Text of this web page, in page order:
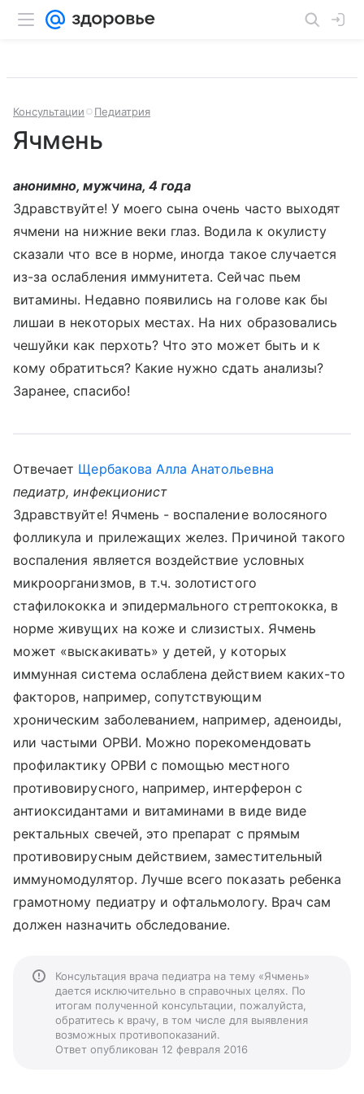
Консультации Педиатрия
Ячмень
анонимно, мужчина, 4 года
Здравствуйте! У моего сына очень часто выходят
ячмени на нижние веки глаз. Водила к окулисту
сказали что все в норме, иногда такое случается
из-за ослабления иммунитета. Сейчас пьем
витамины. Недавно появились на голове как бы
лишаи в некоторых местах. На них образовались
чешуйки как перхоть? Что это может быть и к
кому обратиться? Какие нужно сдать анализы?
Заранее, спасибо!
Отвечает Щербакова Алла Анатольевна
педиатр, инфекционист
Здравствуйте! Ячмень - воспаление волосяного
фолликула и прилежащих желез. Причиной такого
воспаления является воздействие условных
микроорганизмов, в т.ч. золотистого
стафилококка и эпидермального стрептококка, в
норме живущих на коже и слизистых. Ячмень
может «выскакивать» у детей, у которых
иммунная система ослаблена действием каких-то
факторов, например, сопутствующим
хроническим заболеванием, например, аденоиды,
или частыми ОРВИ. Можно порекомендовать
профилактику ОРВИ с помощью местного
противовирусного, например, интерферон с
антиоксидантами и витаминами в виде виде
ректальных свечей, это препарат с прямым
противовирусным действием, заместительный
иммуномодулятор. Лучше всего показать ребенка
грамотному педиатру и офтальмологу. Врач сам
должен назначить обследование.
Консультация врача педиатра на тему «Ячмень»
дается исключительно в справочных целях. По
итогам полученной консультации, пожалуйста,
обратитесь к врачу, в том числе для выявления
возможных противопоказаний.
Ответ опубликован 12 февраля 2016